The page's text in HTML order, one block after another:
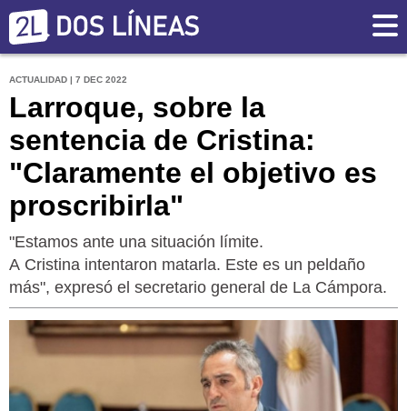
ACTUALIDAD | 7 DEC 2022
Larroque, sobre la
sentencia de Cristina:
"Claramente el objetivo es
proscribirla"
"Estamos ante una situación límite.
A Cristina intentaron matarla. Este es un peldaño
más", expresó el secretario general de La Cámpora.